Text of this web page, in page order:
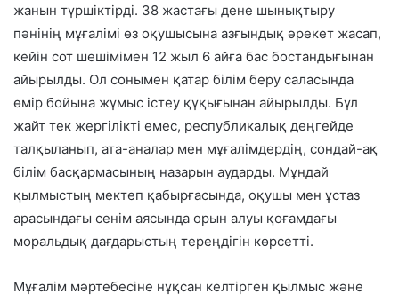
жанын түршіктірді. 38 жастағы дене шынықтыру
пәнінің мұғалімі өз оқушысына азғындық әрекет жасап,
кейін сот шешімімен 12 жыл 6 айға бас бостандығынан
айырылды. Ол сонымен қатар білім беру саласында
өмір бойына жұмыс істеу құқығынан айырылды. Бұл
жайт тек жергілікті емес, республикалық деңгейде
талқыланып, ата-аналар мен мұғалімдердің, сондай-ақ
білім басқармасының назарын аударды. Мұндай
қылмыстың мектеп қабырғасында, оқушы мен ұстаз
арасындағы сенім аясында орын алуы қоғамдағы
моральдық дағдарыстың тереңдігін көрсетті.
Мұғалім мәртебесіне нұқсан келтірген қылмыс және